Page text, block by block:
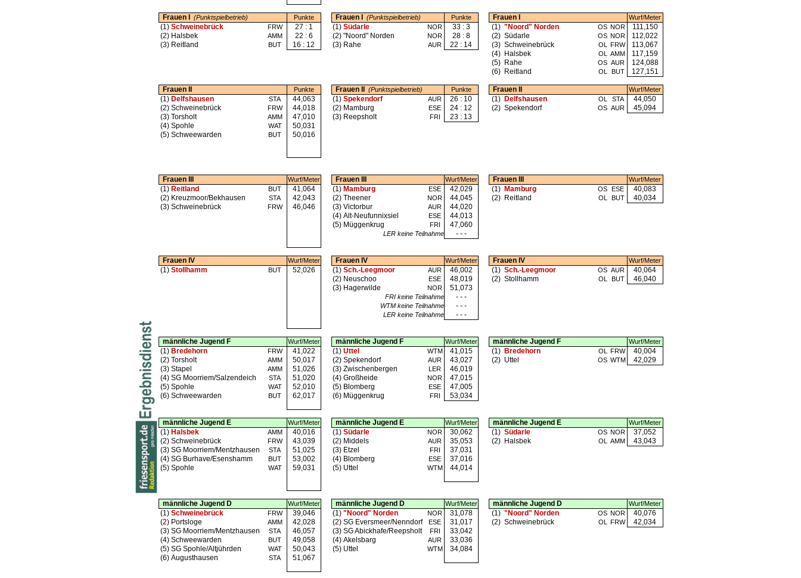
Frauen I (Punktspielbetrieb) Punkte Frauen I (Punktspielbetrieb) Punkte Frauen I Wurf/Meter
(1) Schweinebrück FRW 27 : 1 (1) Südarle NOR 33 : 3 (1) "Noord" Norden OS NOR
111,150
(2) Halsbek AMM 22 : 6 (2) "Noord" Norden NOR 28 : 8 (2) Südarle OS NOR
112,022
(3) Reitland BUT 16 : 12 (3) Rahe AUR 22 : 14 (3) Schweinebrück OL FRW
113,067
(4) Halsbek OL AMM
117,159
(5) Rahe OS AUR
124,088
(6) Reitland OL BUT 127,151
Frauen II Punkte Frauen II (Punktspielbetrieb) Punkte Frauen II Wurf/Meter
(1) Delfshausen STA 44,063 (1) Spekendorf AUR 26 : 10 (1) Delfshausen OL STA
44,050
(2) Schweinebrück FRW 44,018 (2) Mamburg ESE 24 : 12 (2) Spekendorf OS AUR
45,094
(3) Torsholt AMM 47,010 (3) Reepsholt FRI
23 : 13
(4) Spohle WAT
50,031
(5) Schweewarden BUT 50,016
Frauen III Wurf/Meter Frauen III Wurf/Meter Frauen III Wurf/Meter
(1) Reitland BUT 41,064 (1) Mamburg ESE 42,029 (1) Mamburg OS ESE
40,083
(2) Kreuzmoor/Bekhausen STA 42,043 (2) Theener NOR 44,045 (2) Reitland OL BUT
40,034
(3) Schweinebrück FRW 46,046 (3) Victorbur AUR
44,020
(4) Alt-Neufunnixsiel ESE
44,013
(5) Müggenkrug FRI 47,060
LER keine Teilnahme - - -
Frauen IV Wurf/Meter Frauen IV Wurf/Meter Frauen IV Wurf/Meter
(1) Stollhamm BUT 52,026 (1) Sch.-Leegmoor AUR 46,002 (1) Sch.-Leegmoor OS AUR
40,064
(2) Neuschoo ESE 48,019 (2) Stollhamm OL BUT
46,040
(3) Hagerwilde NOR 51,073
FRI keine Teilnahme - - -
WTM keine Teilnahme - - -
LER keine Teilnahme - - -
männliche Jugend F Wurf/Meter männliche Jugend F Wurf/Meter männliche Jugend F Wurf/Meter
(1) Bredehorn FRW 41,022 (1) Uttel WTM 41,015 (1) Bredehorn OL FRW
40,004
(2) Torsholt AMM 50,017 (2) Spekendorf AUR 43,027 (2) Uttel OS WTM
42,029
(3) Stapel AMM 51,026 (3) Zwischenbergen LER
46,019
(4) SG Moorriem/Salzendeich STA 51,020 (4) Großheide NOR
47,015
(5) Spohle WAT 52,010 (5) Blomberg ESE
47,005
(6) Schweewarden BUT 62,017 (6) Müggenkrug FRI 53,034
männliche Jugend E Wurf/Meter männliche Jugend E Wurf/Meter männliche Jugend E Wurf/Meter
(1) Halsbek AMM 40,016 (1) Südarle NOR 30,062 (1) Südarle OS NOR
37,052
(2) Schweinebrück FRW 43,039 (2) Middels AUR 35,053 (2) Halsbek OL AMM
43,043
(3) SG Moorriem/Mentzhausen STA 51,025 (3) Etzel FRI
37,031
(4) SG Burhave/Esenshamm BUT 53,002 (4) Blomberg ESE
37,016
(5) Spohle WAT 59,031 (5) Uttel WTM 44,014
männliche Jugend D Wurf/Meter männliche Jugend D Wurf/Meter männliche Jugend D Wurf/Meter
(1) Schweinebrück FRW 39,046 (1) "Noord" Norden NOR 31,078 (1) "Noord" Norden OS NOR
40,076
(2) Portsloge AMM 42,028 (2) SG Eversmeer/Nenndorf ESE 31,017 (2) Schweinebrück OL FRW
42,034
(3) SG Moorriem/Mentzhausen STA 46,057 (3) SG Abickhafe/Reepsholt FRI
33,042
(4) Schweewarden BUT 49,058 (4) Akelsbarg AUR
33,036
(5) SG Spohle/Altjührden WAT 50,043 (5) Uttel WTM
34,084
(6) Augusthausen STA 51,067